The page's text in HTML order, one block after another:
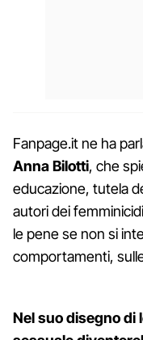
Fanpage.it ne ha
Anna Bilotti, che
educazione, tutela
autori dei
le pene se non si
comportamenti,
Nel suo disegno di